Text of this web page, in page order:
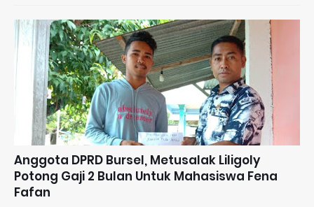
Anggota DPRD Bursel, Metusalak Liligoly
Potong Gaji 2 Bulan Untuk Mahasiswa Fena
Fafan